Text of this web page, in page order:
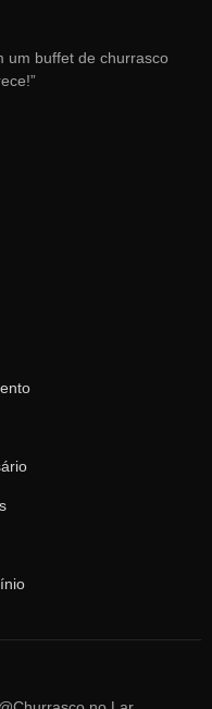
um buffet de churrasco